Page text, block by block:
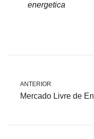
energetica
ANTERIOR